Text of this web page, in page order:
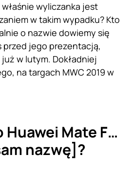
wyliczanka jest
w takim wypadku? Kto
o nazwie dowiemy się
przed jego prezentacją,
w lutym. Dokładniej
na targach MWC 2019 w
Huawei Mate F…
nazwę]?